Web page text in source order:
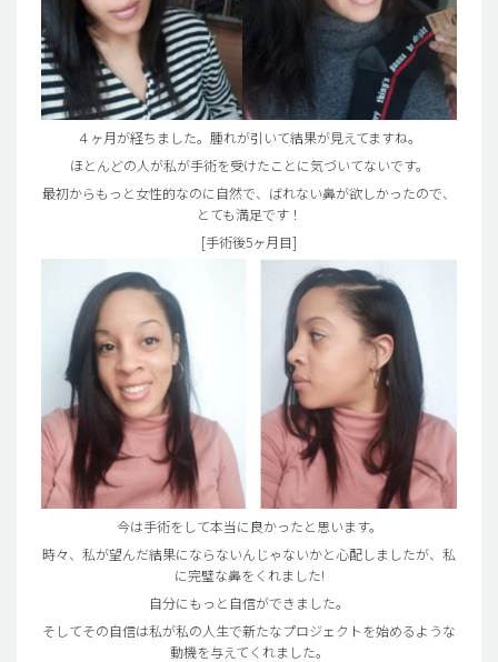
４ヶ月が経ちました。腫れが引いて結果が見えてますね。
ほとんどの人が私が手術を受けたことに気づいてないです。
最初からもっと女性的なのに自然で、ばれない鼻が欲しかったので、
とても満足です！
[手術後5ヶ月目]
今は手術をして本当に良かったと思います。
時々、私が望んだ結果にならないんじゃないかと心配しましたが、私
に完璧な鼻をくれました!
自分にもっと自信ができました。
そしてその自信は私が私の人生で新たなプロジェクトを始めるような
動機を与えてくれました。